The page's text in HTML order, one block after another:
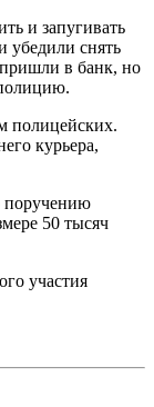
и запугивать
убедили снять
в банк, но
полицейских.
курьера,
поручению
50 тысяч
участия